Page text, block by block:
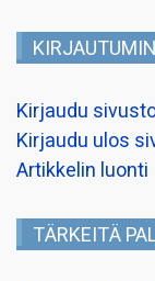
Kirjaudu
Kirjaudu ulos
Artikkelin luonti
TÄRKEITÄ